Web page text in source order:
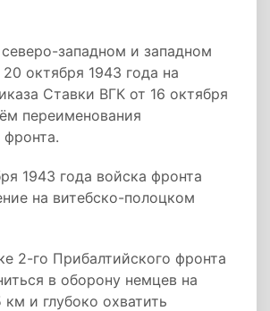
западном и западном
октября 1943 года на
Ставки ВГК от 16 октября
переименования
фронта.
1943 года войска фронта
на витебско-полоцком
2-го Прибалтийского фронта
в оборону немцев на
км и глубоко охватить